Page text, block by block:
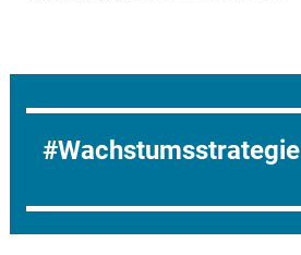
Wachstumsstrategie